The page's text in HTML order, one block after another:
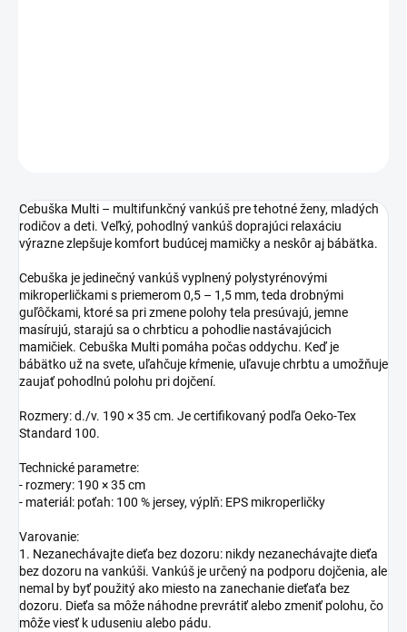
Cebuška Multi – multifunkčný vankúš pre tehotné ženy, mladých
rodičov a deti. Veľký, pohodlný vankúš doprajúci relaxáciu
výrazne zlepšuje komfort budúcej mamičky a neskôr aj bábätka.
Cebuška je jedinečný vankúš vyplnený polystyrénovými
mikroperličkami s priemerom 0,5 – 1,5 mm, teda drobnými
guľôčkami, ktoré sa pri zmene polohy tela presúvajú, jemne
masírujú, starajú sa o chrbticu a pohodlie nastávajúcich
mamičiek. Cebuška Multi pomáha počas oddychu. Keď je
bábätko už na svete, uľahčuje kŕmenie, uľavuje chrbtu a umožňuje
zaujať pohodlnú polohu pri dojčení.
Rozmery: d./v. 190 × 35 cm. Je certifikovaný podľa Oeko-Tex
Standard 100.
Technické parametre:
- rozmery: 190 × 35 cm
- materiál: poťah: 100 % jersey, výplň: EPS mikroperličky
Varovanie:
1. Nezanechávajte dieťa bez dozoru: nikdy nezanechávajte dieťa
bez dozoru na vankúši. Vankúš je určený na podporu dojčenia, ale
nemal by byť použitý ako miesto na zanechanie dieťaťa bez
dozoru. Dieťa sa môže náhodne prevrátiť alebo zmeniť polohu, čo
môže viesť k uduseniu alebo pádu.